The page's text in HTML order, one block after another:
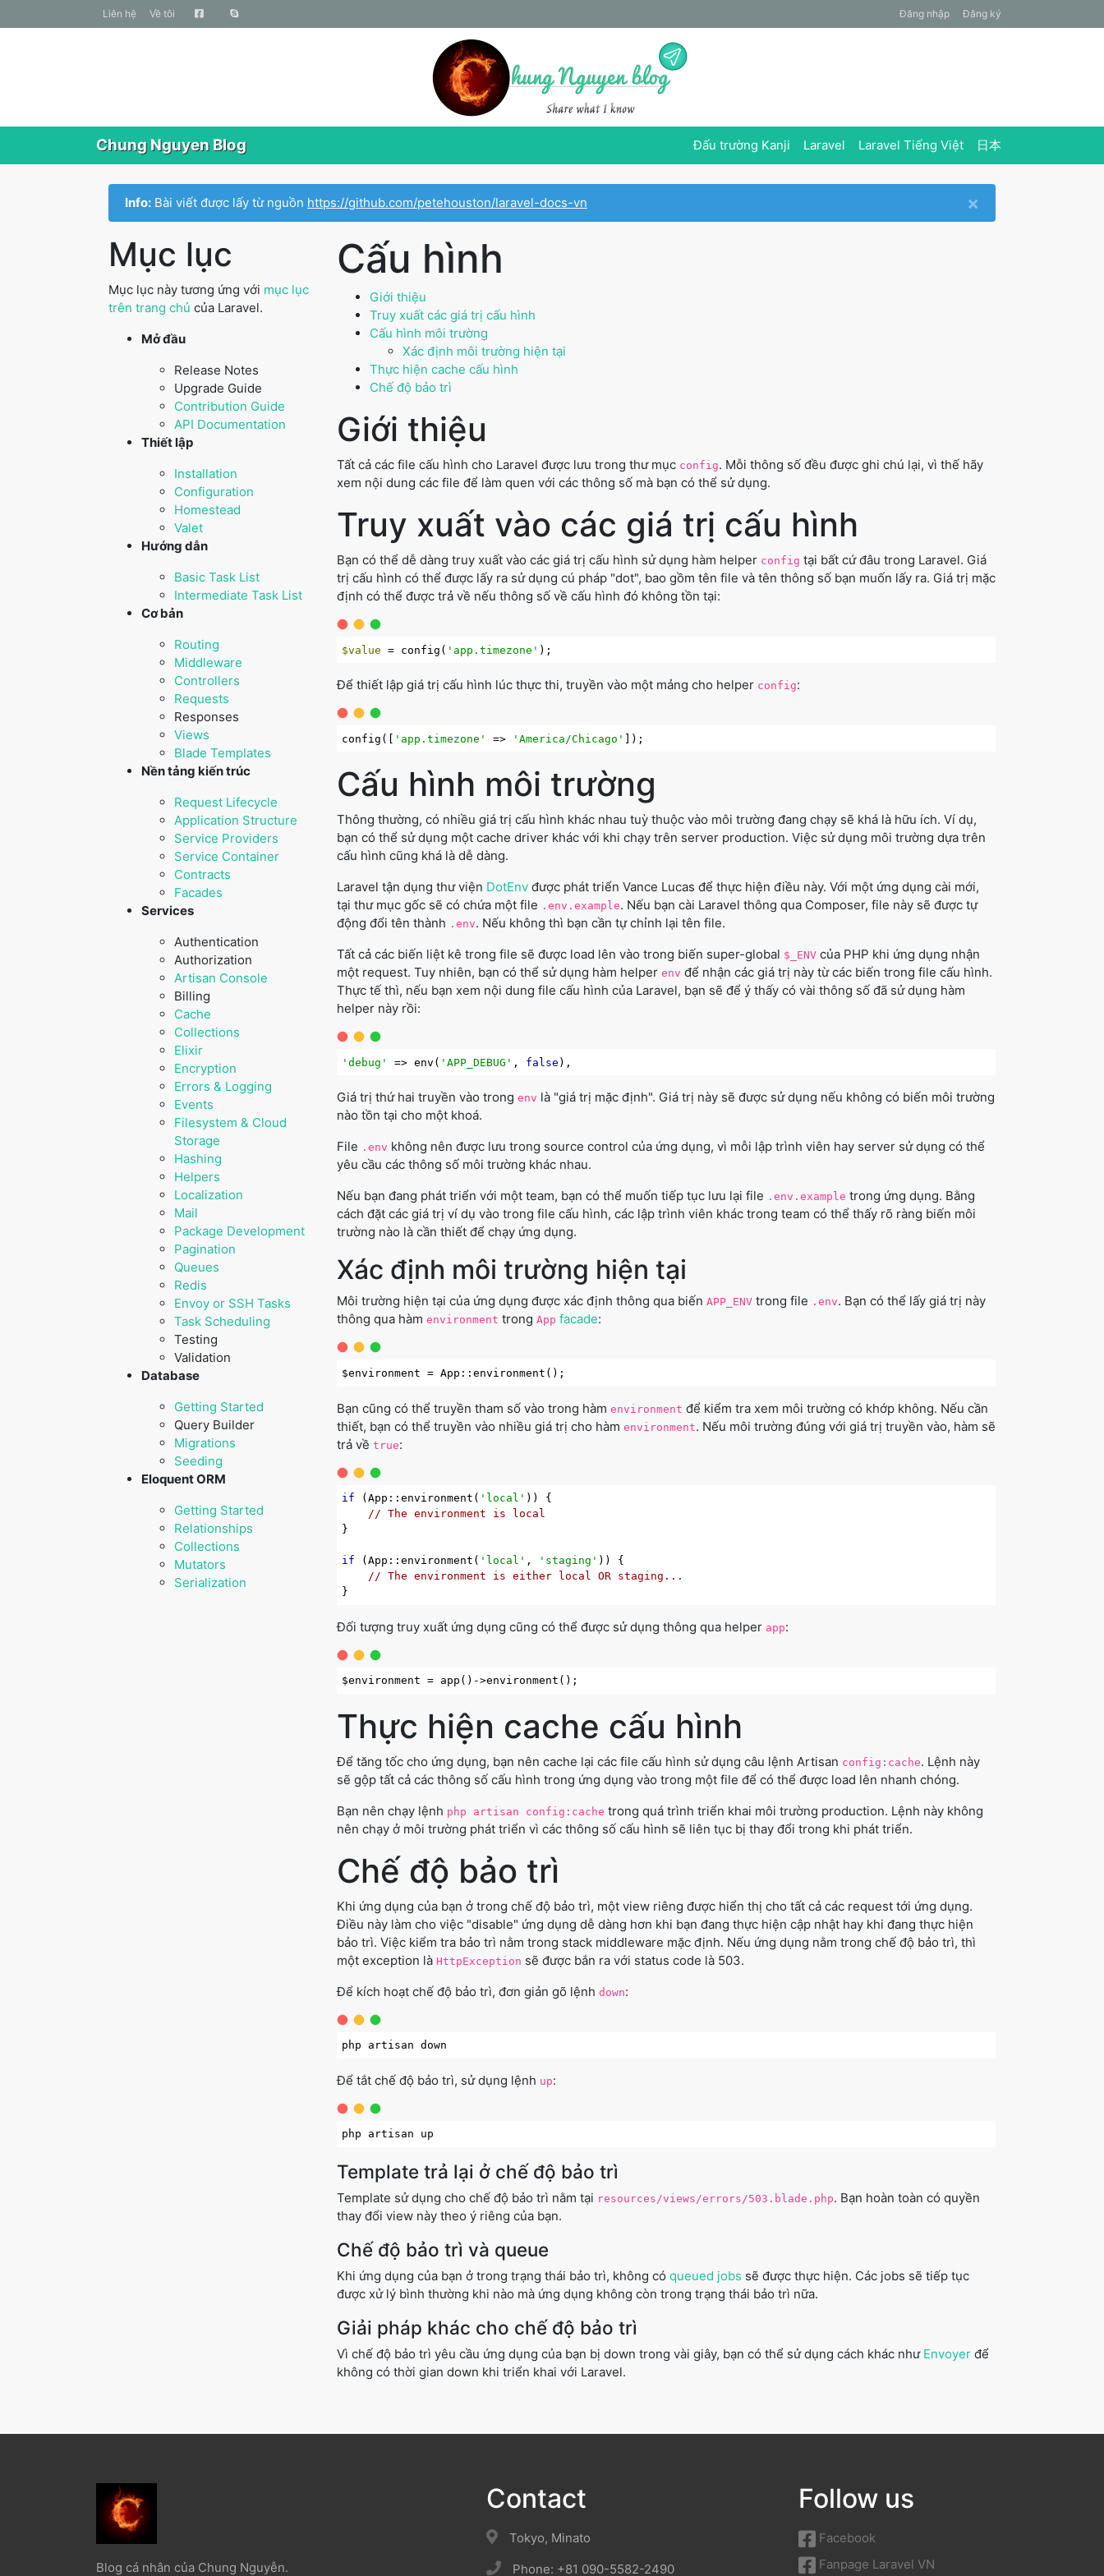
liên hệ Về tôi Đăng nhập Đăng ký
Chung Nguyen Blog Đấu trường Kanji Laravel Laravel Tiếng Việt 日本
×
Info: Bài viết được lấy từ nguồn https://github.com/petehouston/laravel-docs-vn
Mục lục
Mục lục này tương ứng với mục lục
trên trang chủ của Laravel.
Mở đầu
Release Notes
Upgrade Guide
Contribution Guide
API Documentation
Thiết lập
Installation
Configuration
Homestead
Valet
Hướng dẫn
Basic Task List
Intermediate Task List
Cơ bản
Routing
Middleware
Controllers
Requests
Responses
Views
Blade Templates
Nền tảng kiến trúc
Request Lifecycle
Application Structure
Service Providers
Service Container
Contracts
Facades
Services
Authentication
Authorization
Artisan Console
Billing
Cache
Collections
Elixir
Encryption
Errors & Logging
Events
Filesystem & Cloud
Storage
Hashing
Helpers
Localization
Mail
Package Development
Pagination
Queues
Redis
Envoy or SSH Tasks
Task Scheduling
Testing
Validation
Database
Getting Started
Query Builder
Migrations
Seeding
Eloquent ORM
Getting Started
Relationships
Collections
Mutators
Serialization
Cấu hình
Giới thiệu
Truy xuất các giá trị cấu hình
Cấu hình môi trường
Xác định môi trường hiện tại
Thực hiện cache cấu hình
Chế độ bảo trì
Giới thiệu
Tất cả các file cấu hình cho Laravel được lưu trong thư mục config. Mỗi thông số đều được ghi chú lại, vì thế hãy
xem nội dung các file để làm quen với các thông số mà bạn có thể sử dụng.
Truy xuất vào các giá trị cấu hình
Bạn có thể dễ dàng truy xuất vào các giá trị cấu hình sử dụng hàm helper config tại bất cứ đâu trong Laravel. Giá
trị cấu hình có thể được lấy ra sử dụng cú pháp "dot", bao gồm tên file và tên thông số bạn muốn lấy ra. Giá trị mặc
định có thể được trả về nếu thông số về cấu hình đó không tồn tại:
$value = config( 'app.timezone'
Để thiết lập giá trị cấu hình lúc thực thi, truyền vào một mảng cho helper config:
config([ 'app.timezone' => 'America/Chicago'
Cấu hình môi trường
Thông thường, có nhiều giá trị cấu hình khác nhau tuỳ thuộc vào môi trường đang chạy sẽ khá là hữu ích. Ví dụ,
bạn có thể sử dụng một cache driver khác với khi chạy trên server production. Việc sử dụng môi trường dựa trên
cấu hình cũng khá là dễ dàng.
Laravel tận dụng thư viện DotEnvđược phát triển Vance Lucas để thực hiện điều này. Với một ứng dụng cài mới,
tại thư mục gốc sẽ có chứa một file .env.example. Nếu bạn cài Laravel thông qua Composer, file này sẽ được tự
động đổi tên thành .env. Nếu không thì bạn cần tự chỉnh lại tên file.
Tất cả các biến liệt kê trong file sẽ được load lên vào trong biến super-global $_ENVcủa PHP khi ứng dụng nhận
một request. Tuy nhiên, bạn có thể sử dụng hàm helper env để nhận các giá trị này từ các biến trong file cấu hình.
Thực tế thì, nếu bạn xem nội dung file cấu hình của Laravel, bạn sẽ để ý thấy có vài thông số đã sử dụng hàm
helper này rồi:
'debug' => env( 'APP_DEBUG' , false
Giá trị thứ hai truyền vào trong env là "giá trị mặc định". Giá trị này sẽ được sử dụng nếu không có biến môi trường
nào tồn tại cho một khoá.
File .env không nên được lưu trong source control của ứng dụng, vì mỗi lập trình viên hay server sử dụng có thể
yêu cầu các thông số môi trường khác nhau.
Nếu bạn đang phát triển với một team, bạn có thể muốn tiếp tục lưu lại file .env.example trong ứng dụng. Bằng
cách đặt các giá trị ví dụ vào trong file cấu hình, các lập trình viên khác trong team có thể thấy rõ ràng biến môi
trường nào là cần thiết để chạy ứng dụng.
Xác định môi trường hiện tại
Môi trường hiện tại của ứng dụng được xác định thông qua biến APP_ENVtrong file .env. Bạn có thể lấy giá trị này
thông qua hàm environment trong App facade:
Bạn cũng có thể truyền tham số vào trong hàm environment để kiểm tra xem môi trường có khớp không. Nếu cần
thiết, bạn có thể truyền vào nhiều giá trị cho hàm environment. Nếu môi trường đúng với giá trị truyền vào, hàm sẽ
trả về true:
if (App::environment( 'local' )) {
// The environment is local
}
if (App::environment( 'local' , 'staging' )) {
// The environment is either local OR staging...
Đối tượng truy xuất ứng dụng cũng có thể được sử dụng thông qua helper app:
Thực hiện cache cấu hình
Để tăng tốc cho ứng dụng, bạn nên cache lại các file cấu hình sử dụng câu lệnh Artisan config:cache. Lệnh này
sẽ gộp tất cả các thông số cấu hình trong ứng dụng vào trong một file để có thể được load lên nhanh chóng.
Bạn nên chạy lệnh php artisan config:cache trong quá trình triển khai môi trường production. Lệnh này không
nên chạy ở môi trường phát triển vì các thông số cấu hình sẽ liên tục bị thay đổi trong khi phát triển.
Chế độ bảo trì
Khi ứng dụng của bạn ở trong chế độ bảo trì, một view riêng được hiển thị cho tất cả các request tới ứng dụng.
Điều này làm cho việc "disable" ứng dụng dễ dàng hơn khi bạn đang thực hiện cập nhật hay khi đang thực hiện
bảo trì. Việc kiểm tra bảo trì nằm trong stack middleware mặc định. Nếu ứng dụng nằm trong chế độ bảo trì, thì
một exception là HttpException sẽ được bắn ra với status code là 503.
Để kích hoạt chế độ bảo trì, đơn giản gõ lệnh down:
php
Để tắt chế độ bảo trì, sử dụng lệnh up:
php
Template trả lại ở chế độ bảo trì
Template sử dụng cho chế độ bảo trì nằm tại resources/views/errors/503.blade.php. Bạn hoàn toàn có quyền
thay đổi view này theo ý riêng của bạn.
Chế độ bảo trì và queue
Khi ứng dụng của bạn ở trong trạng thái bảo trì, không có queued jobs sẽ được thực hiện. Các jobs sẽ tiếp tục
được xử lý bình thường khi nào mà ứng dụng không còn trong trạng thái bảo trì nữa.
Giải pháp khác cho chế độ bảo trì
Vì chế độ bảo trì yêu cầu ứng dụng của bạn bị down trong vài giây, bạn có thể sử dụng cách khác như Envoyerđể
không có thời gian down khi triển khai với Laravel.
Blog cá nhân của Chung Nguyễn.
Contact
Tokyo, Minato
Phone: +81 090-5582-2490
Follow us
Facebook
Fanpage Laravel VN